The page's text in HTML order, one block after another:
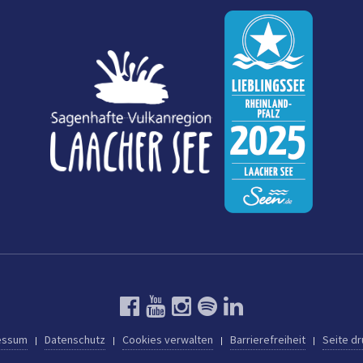
Datenschutz Cookies verwalten Barrierefreiheit Seite